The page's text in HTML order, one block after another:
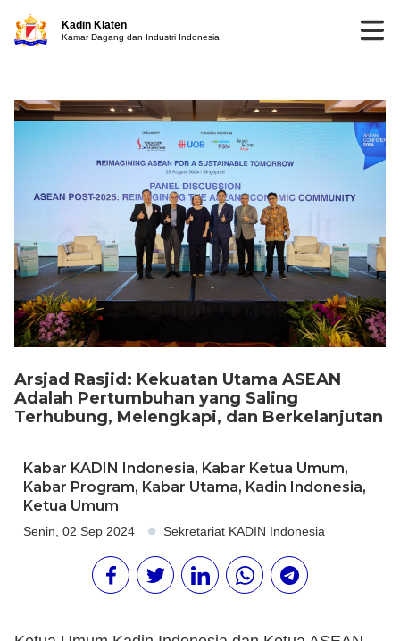
Kadin Klaten
Kamar Dagang dan Industri Indonesia
Arsjad Rasjid: Kekuatan Utama ASEAN
Adalah Pertumbuhan yang Saling
Terhubung, Melengkapi, dan Berkelanjutan
Kabar KADIN Indonesia, Kabar Ketua Umum,
Kabar Program, Kabar Utama, Kadin Indonesia,
Ketua Umum
Senin, 02 Sep 2024 Sekretariat KADIN Indonesia